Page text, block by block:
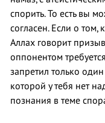
спорить. То есть вы
согласен. Если о том,
Аллах говорит
оппонентом
запретил только
которой у тебя нет
познания в теме